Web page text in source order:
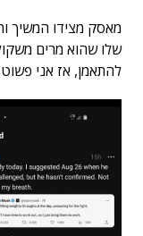
שלו שהוא מרים
להתאמן, אז אני